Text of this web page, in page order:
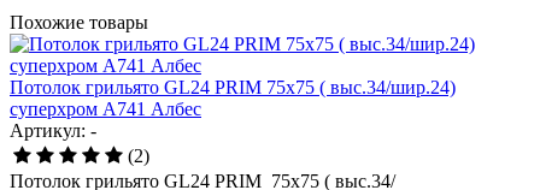
Похожие товары
Потолок грильято GL24 PRIM 75х75 ( выс.34/шир.24)
суперхром А741 Албес
Артикул: -
(2)
Потолок грильято GL24 PRIM 75х75 ( выс.34/